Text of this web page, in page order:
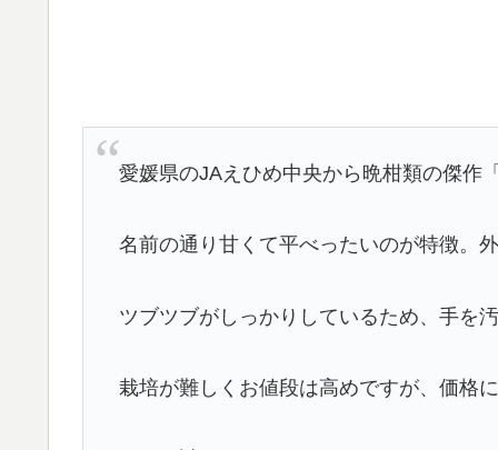
愛媛県のJAえひめ中央から晩柑類の傑作
名前の通り甘くて平べったいのが特徴。
ツブツブがしっかりしているため、手を
栽培が難しくお値段は高めですが、価格